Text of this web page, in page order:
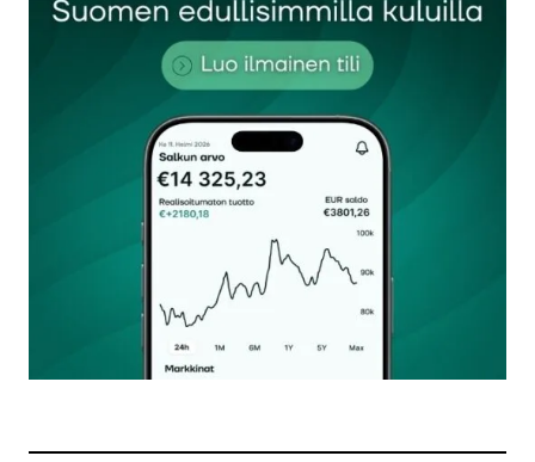
Sähköpostiosoitettasi ei julkaista.Pakolliset
kentät on merkitty*
Kommentti*
Nimesi tai nimimerkkisi
Sähköpostiosoitteesi
Tilaa SalkunRakentajan uutiskirje